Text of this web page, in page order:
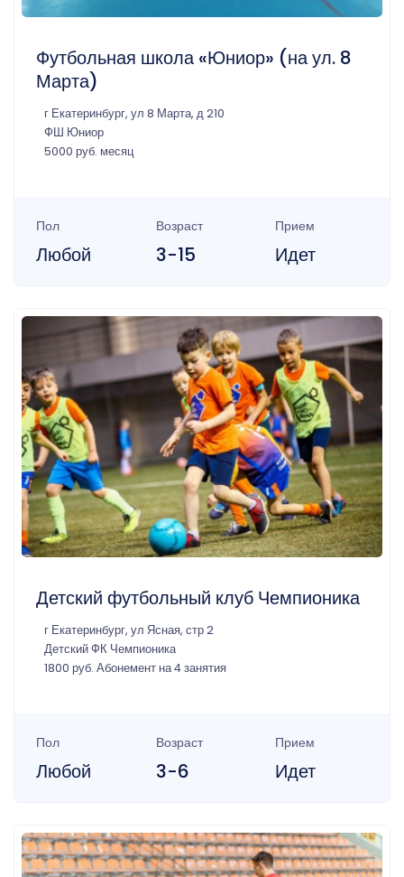
Футбольная школа «Юниор» (на ул. 8
Марта)
г Екатеринбург, ул 8 Марта, д 210
ФШ Юниор
5000 руб. месяц
Пол
Любой
Возраст
3-15
Прием
Идет
Детский футбольный клуб Чемпионика
г Екатеринбург, ул Ясная, стр 2
Детский ФК Чемпионика
1800 руб. Абонемент на 4 занятия
Пол
Любой
Возраст
3-6
Прием
Идет